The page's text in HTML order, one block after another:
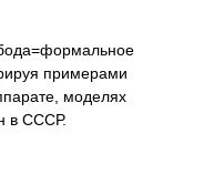
примерами
моделях
в СССР.